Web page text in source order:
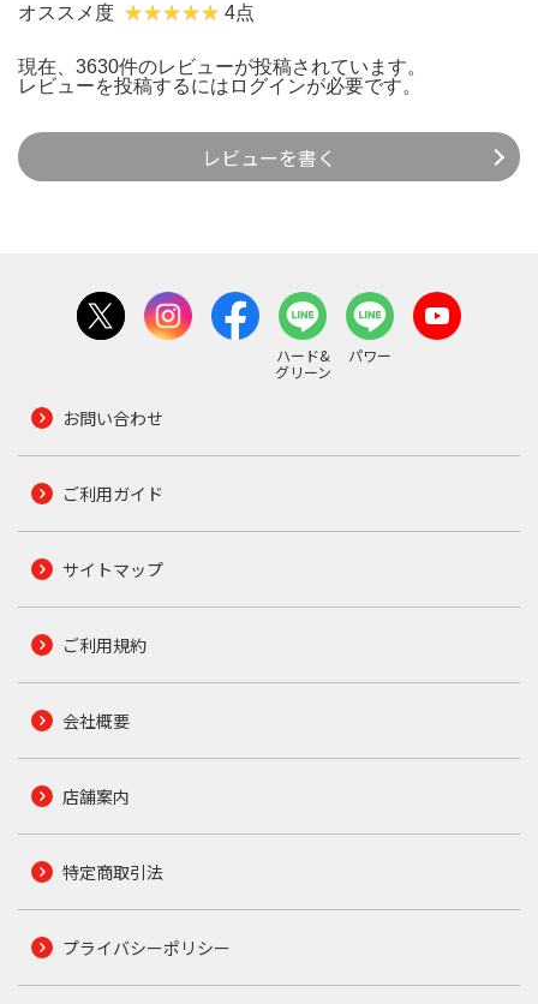
オススメ度 4点
現在、3630件のレビューが投稿されています。
レビューを投稿するには ログインが必要です。
レビューを書く
ハード&
グリーン
パワー
お問い合わせ
ご利用ガイド
サイトマップ
ご利用規約
会社概要
店舗案内
特定商取引法
プライバシーポリシー